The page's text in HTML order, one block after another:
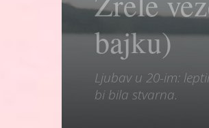
bajku)
Ljubav u 20-im:
bi bila stvarna.